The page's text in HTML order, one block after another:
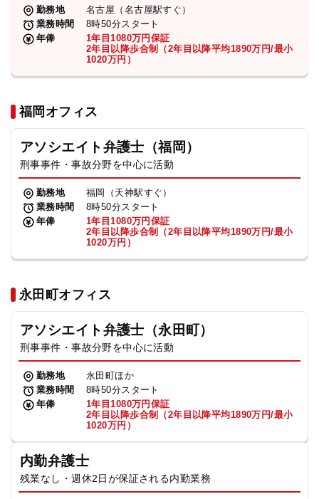
勤務地
名古屋（名古屋駅すぐ）
業務時間
8時50分スタート
年俸
1年目1080万円保証
2年目以降歩合制（2年目以降平均1890万円/最小
1020万円）
福岡オフィス
アソシエイト弁護士（福岡）
刑事事件・事故分野を中心に活動
勤務地
福岡（天神駅すぐ）
業務時間
8時50分スタート
年俸
1年目1080万円保証
2年目以降歩合制（2年目以降平均1890万円/最小
1020万円）
永田町オフィス
アソシエイト弁護士（永田町）
刑事事件・事故分野を中心に活動
勤務地
永田町ほか
業務時間
8時50分スタート
年俸
1年目1080万円保証
2年目以降歩合制（2年目以降平均1890万円/最小
1020万円）
内勤弁護士
残業なし・週休2日が保証される内勤業務